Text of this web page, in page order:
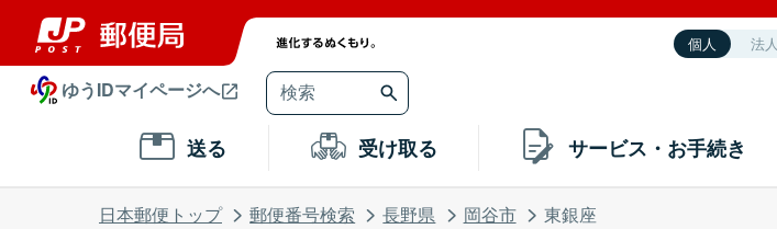
個人 法人
ゆうIDマイページへ
送る 受け取る サービス・お手続き
日本郵便トップ 郵便番号検索 長野県 岡谷市 東銀座